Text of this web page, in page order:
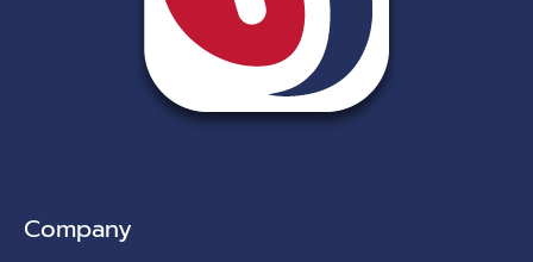
Company